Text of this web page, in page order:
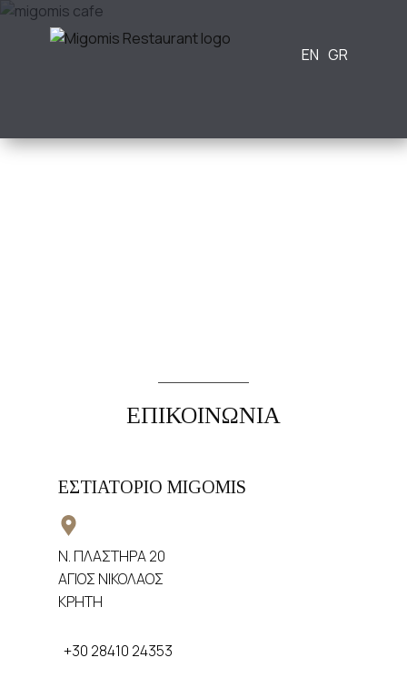
ΕΠΙΚΟΙΝΩΝΙΑ
ΕΣΤΙΑΤΟΡΙΟ MIGOMIS
​Ν. ΠΛΑΣΤΗΡΑ 20
​ΑΓΙΟΣ ΝΙΚΟΛΑΟΣ
​ΚΡΗΤΗ
+30 28410 24353